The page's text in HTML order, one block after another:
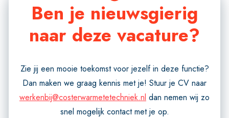
Ben je nieuwsgierig
naar deze vacature?
Zie jij een mooie toekomst voor jezelf in deze functie?
Dan maken we graag kennis met je! Stuur je CV naar
werkenbij@costerwarmetetechniek.nl dan nemen wij zo
snel mogelijk contact met je op.